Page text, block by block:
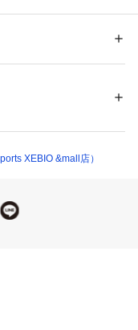
ときに理想的。1～2
れられるサイドメッ
XEBIO &mall店）